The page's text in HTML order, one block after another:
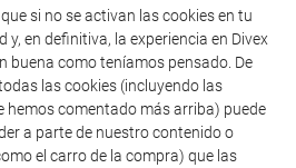
si no se activan las cookies en tu
en definitiva, la experiencia en Divex
buena como teníamos pensado. De
las cookies (incluyendo las
hemos comentado más arriba) puede
a parte de nuestro contenido o
el carro de la compra) que las